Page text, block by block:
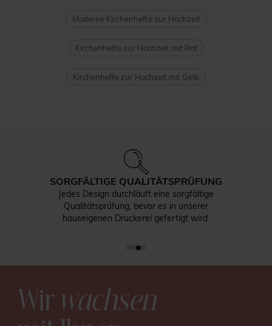
Moderne Kirchenhefte zur Hochzeit
Kirchenhefte zur Hochzeit mit Rot
Kirchenhefte zur Hochzeit mit Gelb
SORGFÄLTIGE QUALITÄTSPRÜFUNG
Jedes Design durchläuft eine sorgfältige
Qualitätsprüfung, bevor es in unserer
hauseigenen Druckerei gefertigt wird.
Wirwachsen